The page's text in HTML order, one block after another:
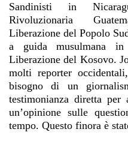
Sandinisti in
Rivoluzionaria
Liberazione del Popolo
a guida musulmana
Liberazione del Kosovo.
molti reporter
bisogno di un
testimonianza diretta per
un’opinione sulle
tempo. Questo finora è